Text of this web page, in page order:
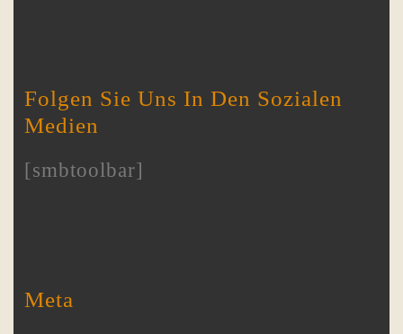
Folgen Sie Uns In Den Sozialen
Medien
[smbtoolbar]
Meta